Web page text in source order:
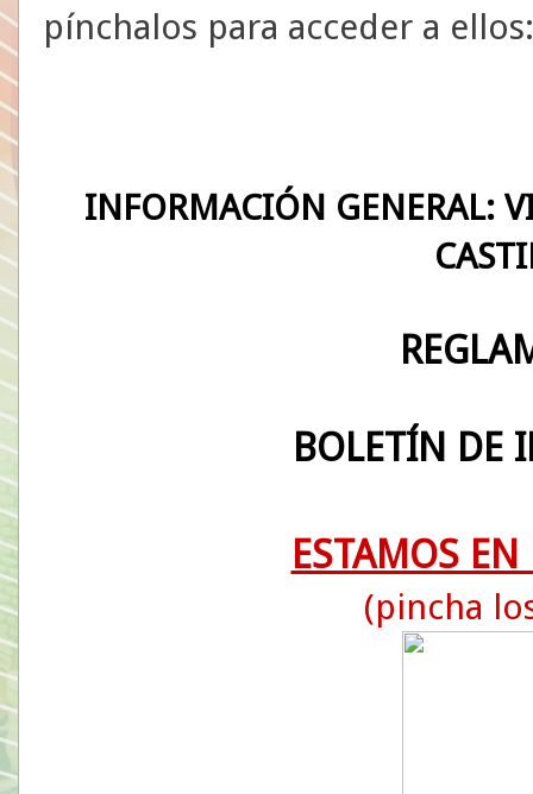
pínchalos para acceder a ellos:
INFORMACIÓN GENERAL:
BOLETÍN DE
ESTAMOS
(pincha